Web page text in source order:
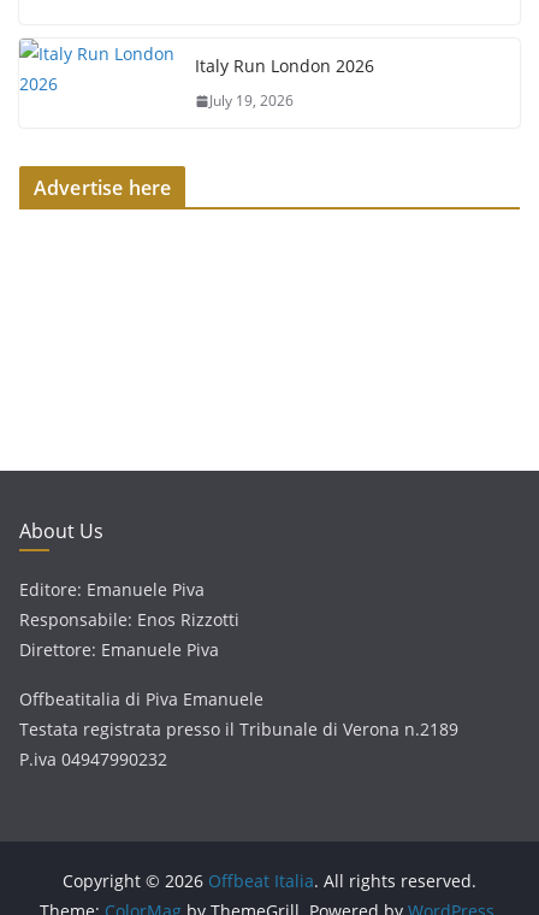
Italy Run London 2026
July 19, 2026
Advertise here
About Us
Editore: Emanuele Piva
Responsabile: Enos Rizzotti
Direttore: Emanuele Piva
Offbeatitalia di Piva Emanuele
Testata registrata presso il Tribunale di Verona n.2189
P.iva 04947990232
Copyright © 2026 Offbeat Italia. All rights reserved.